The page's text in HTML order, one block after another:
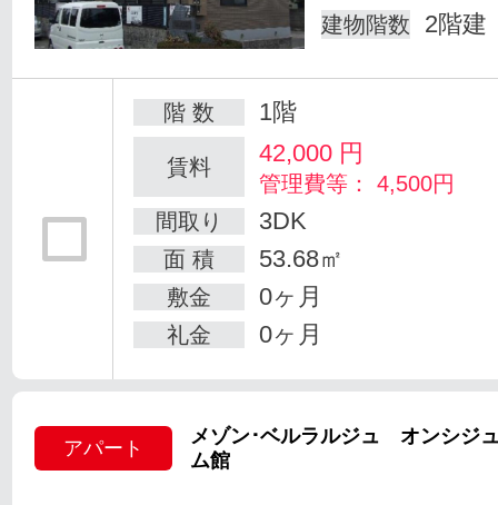
建物階数 2階建
階 数 1階
賃料 42,000 円
管理費等： 4,500円
間取り
3DK
面 積 53.68㎡
敷金 0ヶ月
礼金 0ヶ月
アパート
メゾン･ベルラルジュ オンシジ
ム館